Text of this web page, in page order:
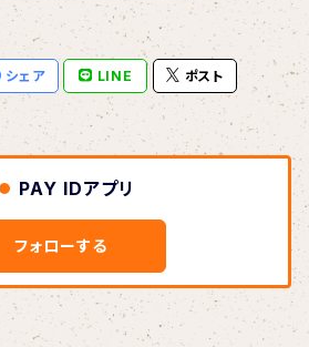
シェア LINE ポスト
PAY IDアプリ
フォローする